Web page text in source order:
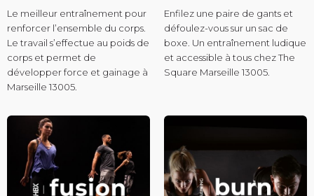
Le meilleur entraînement pour
renforcer l’ensemble du corps.
Le travail s’effectue au poids de
corps et permet de
développer force et gainage à
Marseille 13005.
Enfilez une paire de gants et
défoulez-vous sur un sac de
boxe. Un entraînement ludique
et accessible à tous chez The
Square Marseille 13005.